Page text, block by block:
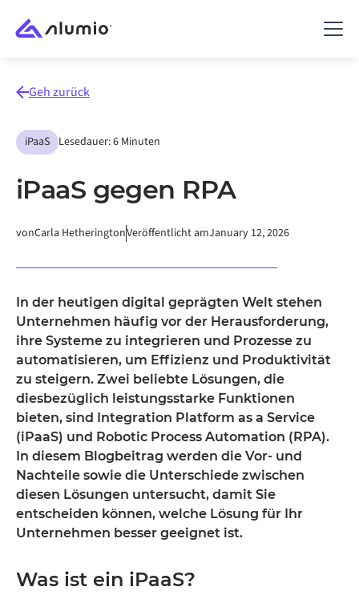
Geh zurück
iPaaS Lesedauer: 6 Minuten
iPaaS gegen RPA
vonCarla HetheringtonVeröffentlicht amJanuary 12, 2026
In der heutigen digital geprägten Welt stehen
Unternehmen häufig vor der Herausforderung,
ihre Systeme zu integrieren und Prozesse zu
automatisieren, um Effizienz und Produktivität
zu steigern. Zwei beliebte Lösungen, die
diesbezüglich leistungsstarke Funktionen
bieten, sind Integration Platform as a Service
(iPaaS) und Robotic Process Automation (RPA).
In diesem Blogbeitrag werden die Vor- und
Nachteile sowie die Unterschiede zwischen
diesen Lösungen untersucht, damit Sie
entscheiden können, welche Lösung für Ihr
Unternehmen besser geeignet ist.
Was ist ein iPaaS?